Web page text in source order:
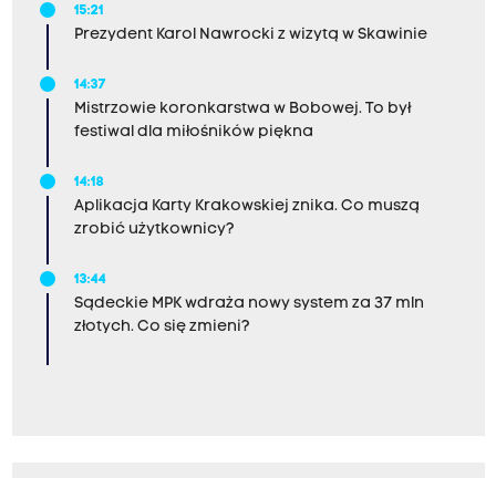
15:21
Prezydent Karol Nawrocki z wizytą w Skawinie
14:37
Mistrzowie koronkarstwa w Bobowej. To był
festiwal dla miłośników piękna
14:18
Aplikacja Karty Krakowskiej znika. Co muszą
zrobić użytkownicy?
13:44
Sądeckie MPK wdraża nowy system za 37 mln
złotych. Co się zmieni?